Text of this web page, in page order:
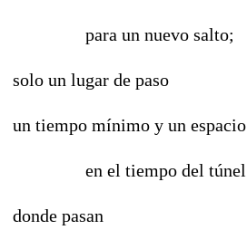
para un nuevo salto;
solo un lugar de paso
un tiempo mínimo y un espacio
en el tiempo del túnel
donde pasan